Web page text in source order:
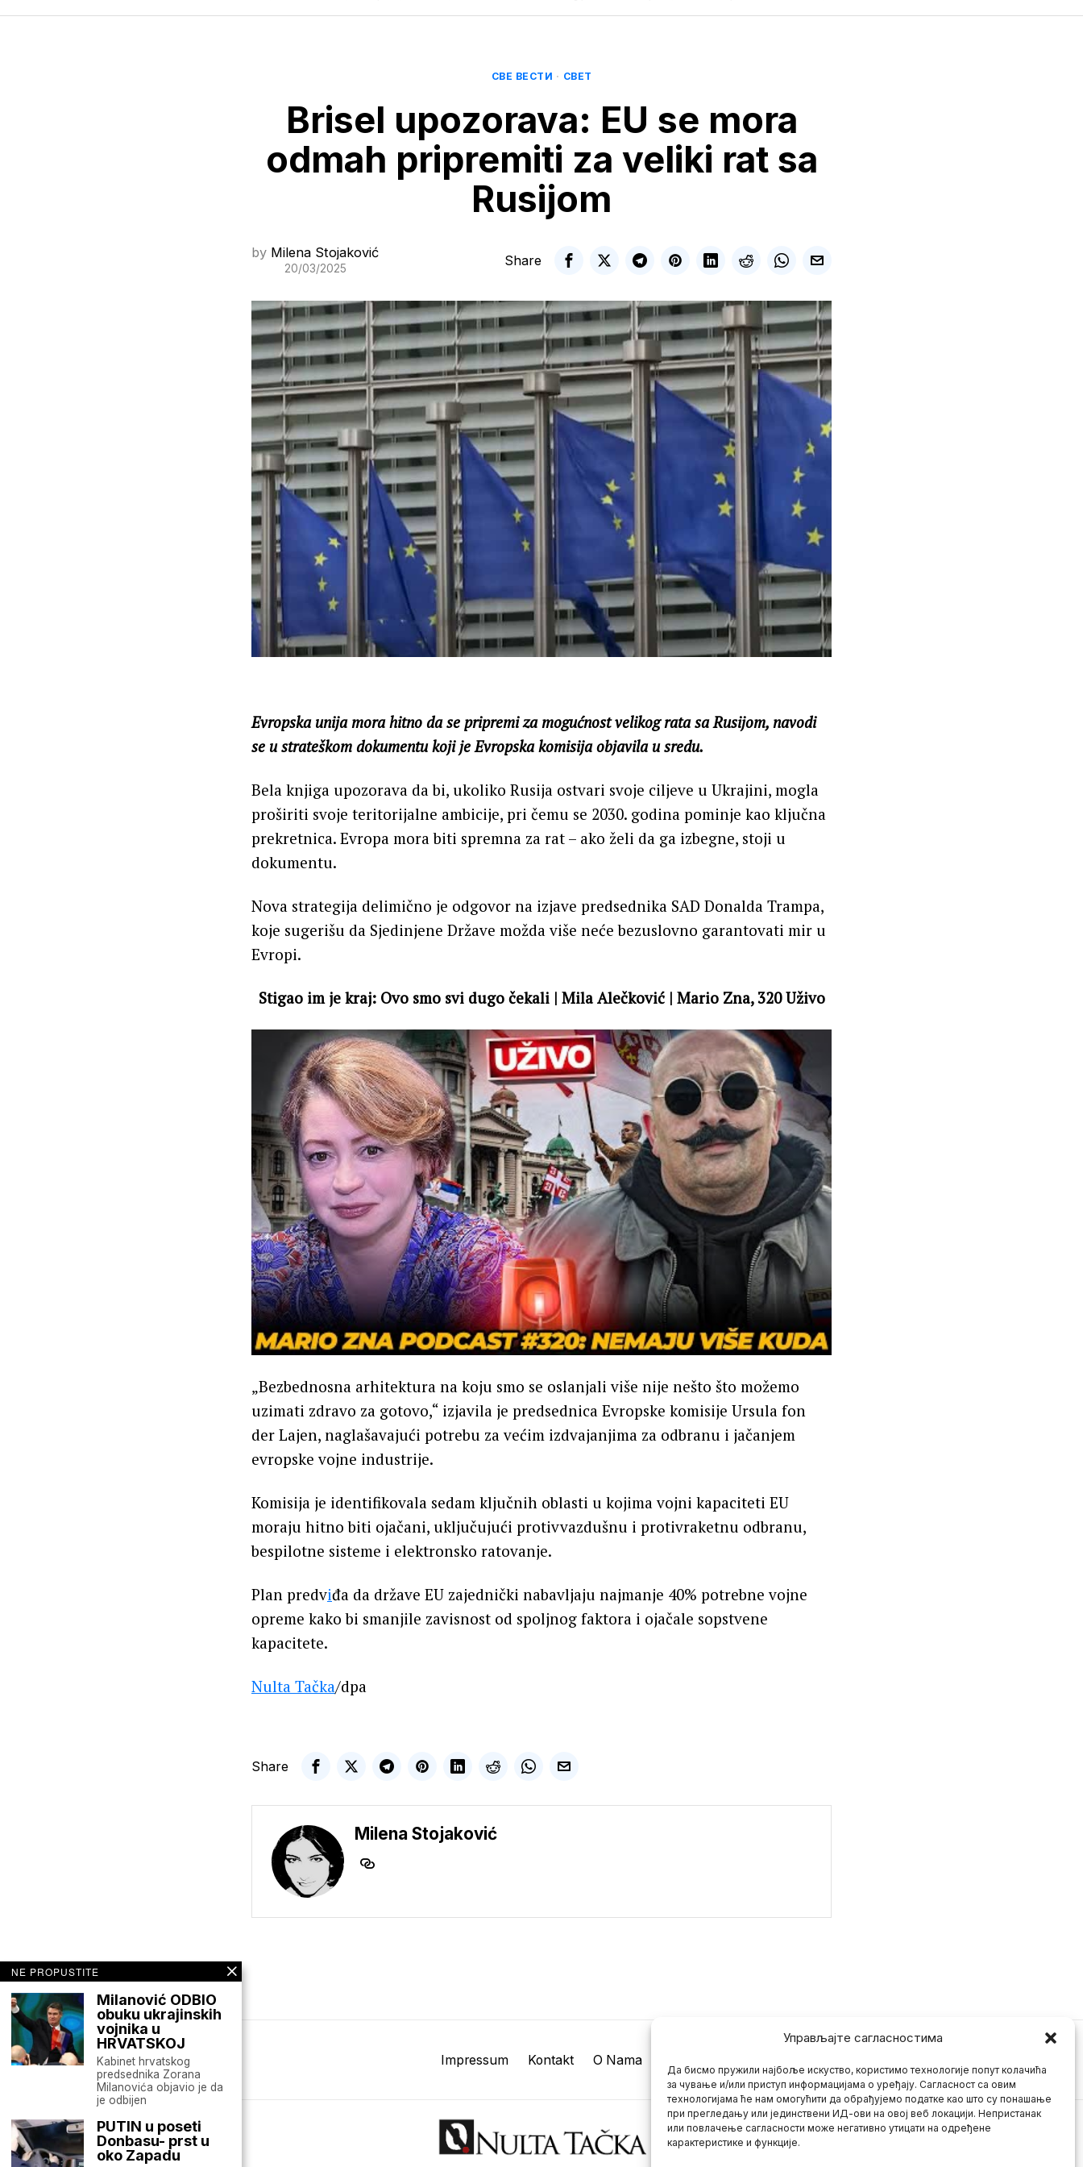
Управљајте сагласностима
Да бисмо пружили најбоље искуство, користимо технологије попут колачића
за чување и/или приступ информацијама о уређају. Сагласност са овим
технологијама ће нам омогућити да обрађујемо податке као што су понашање
при прегледању или јединствени ИД-ови на овој веб локацији. Непристанак
или повлачење сагласности може негативно утицати на одређене
карактеристике и функције.
СВЕ ВЕСТИ · СВЕТ
Brisel upozorava: EU se mora
odmah pripremiti za veliki rat sa
Rusijom
by Milena Stojaković
20/03/2025
Share
Evropska unija mora hitno da se pripremi za mogućnost velikog rata sa Rusijom, navodi
se u strateškom dokumentu koji je Evropska komisija objavila u sredu.
Bela knjiga upozorava da bi, ukoliko Rusija ostvari svoje ciljeve u Ukrajini, mogla
proširiti svoje teritorijalne ambicije, pri čemu se 2030. godina pominje kao ključna
prekretnica. Evropa mora biti spremna za rat – ako želi da ga izbegne, stoji u
dokumentu.
Nova strategija delimično je odgovor na izjave predsednika SAD Donalda Trampa,
koje sugerišu da Sjedinjene Države možda više neće bezuslovno garantovati mir u
Evropi.
Stigao im je kraj: Ovo smo svi dugo čekali | Mila Alečković | Mario Zna, 320 Uživo
„Bezbednosna arhitektura na koju smo se oslanjali više nije nešto što možemo
uzimati zdravo za gotovo,“ izjavila je predsednica Evropske komisije Ursula fon
der Lajen, naglašavajući potrebu za većim izdvajanjima za odbranu i jačanjem
evropske vojne industrije.
Komisija je identifikovala sedam ključnih oblasti u kojima vojni kapaciteti EU
moraju hitno biti ojačani, uključujući protivvazdušnu i protivraketnu odbranu,
bespilotne sisteme i elektronsko ratovanje.
Plan predviđa da države EU zajednički nabavljaju najmanje 40% potrebne vojne
opreme kako bi smanjile zavisnost od spoljnog faktora i ojačale sopstvene
kapacitete.
Nulta Tačka/dpa
Share
Milena Stojaković
Mario zna Youtube Impressum Kontakt O Nama
NE PROPUSTITE
Milanović ODBIO
obuku ukrajinskih
vojnika u
HRVATSKOJ
Kabinet hrvatskog
predsednika Zorana
Milanovića objavio je da
je odbijen
PUTIN u poseti
Donbasu- prst u
oko Zapadu